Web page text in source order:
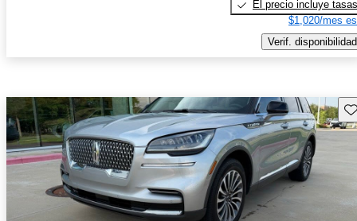
El precio incluye tasas
$1,020/mes
Verif. disponibilidad